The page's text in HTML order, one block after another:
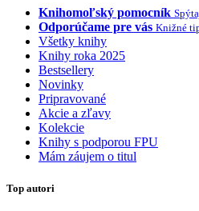
Knihomoľský pomocník
Odporúčame pre vás Knižné
Všetky knihy
Knihy roka 2025
Bestsellery
Novinky
Pripravované
Akcie a zľavy
Kolekcie
Knihy s podporou FPU
Mám záujem o titul
Top autori